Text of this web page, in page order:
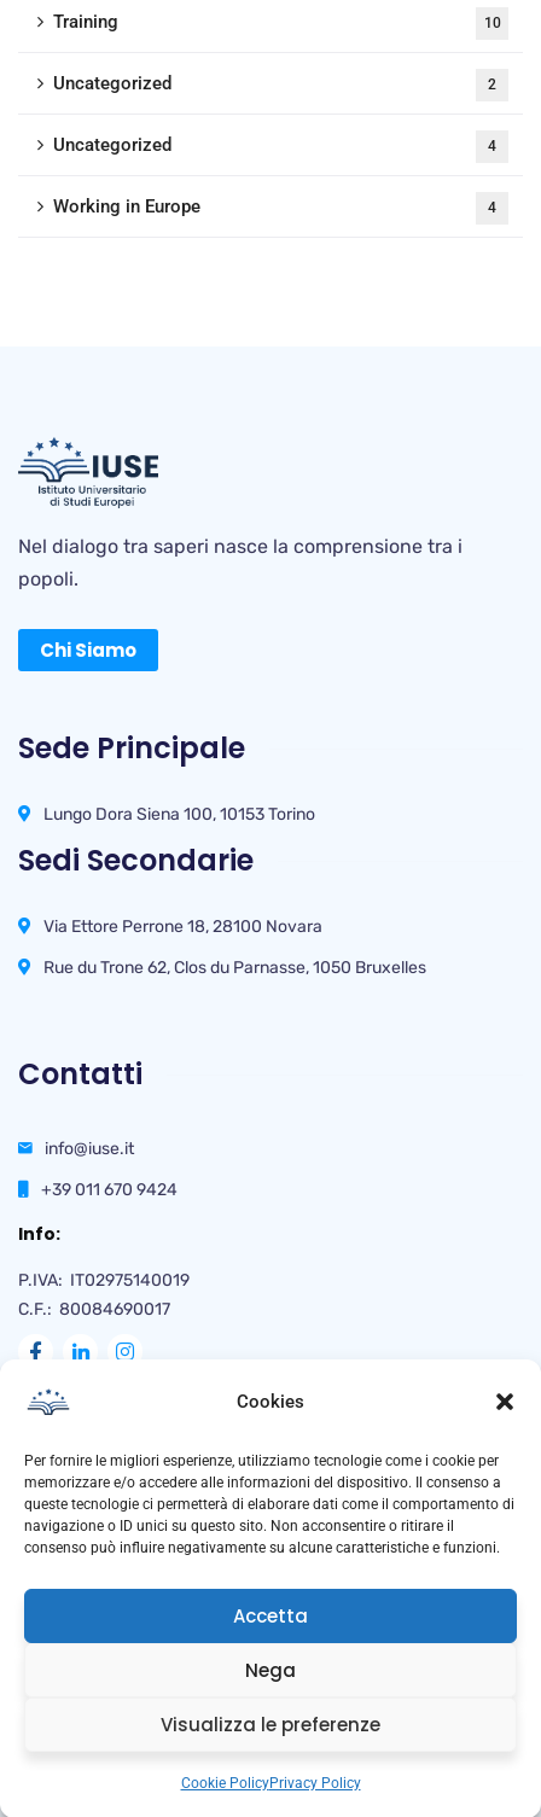
Cookies
Per fornire le migliori esperienze, utilizziamo tecnologie come i cookie per
memorizzare e/o accedere alle informazioni del dispositivo. Il consenso a
queste tecnologie ci permetterà di elaborare dati come il comportamento di
navigazione o ID unici su questo sito. Non acconsentire o ritirare il
consenso può influire negativamente su alcune caratteristiche e funzioni.
Accetta
Nega
Visualizza le preferenze
Cookie PolicyPrivacy Policy
Training 10
Uncategorized 2
Uncategorized 4
Working in Europe 4
Nel dialogo tra saperi nasce la comprensione tra i
popoli.
Chi Siamo
Sede Principale
Lungo Dora Siena 100, 10153 Torino
Sedi Secondarie
Via Ettore Perrone 18, 28100 Novara
Rue du Trone 62, Clos du Parnasse, 1050 Bruxelles
Contatti
info@iuse.it
+39 011 670 9424
Info:
P.IVA: IT02975140019
C.F.: 80084690017
Naviga
Privacy Policy